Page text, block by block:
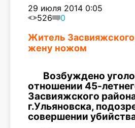
29 июля 2014 0:05
526
0
Житель Засвияжского
жену ножом
Возбуждено
отношении 45-
Засвияжского
г.Ульяновска,
совершении